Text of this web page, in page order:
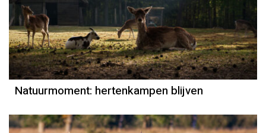
Natuurmoment
Door Kees Loogman
Natuurmoment: hertenkampen blijven